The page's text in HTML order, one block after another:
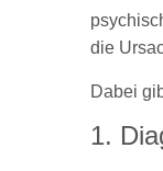
die
Dabei
1.